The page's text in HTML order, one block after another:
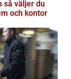
och kontor